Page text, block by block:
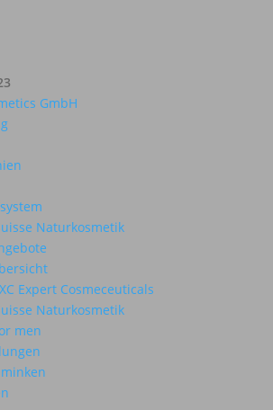
Naturkosmetik
Expert Cosmeceuticals
Naturkosmetik
men